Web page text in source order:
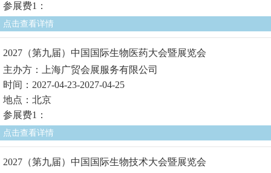
参展费1：
点击查看详情
2027（第九届）中国国际生物医药大会暨展览会
主办方：上海广贸会展服务有限公司
时间：2027-04-23-2027-04-25
地点：北京
参展费1：
点击查看详情
2027（第九届）中国国际生物技术大会暨展览会